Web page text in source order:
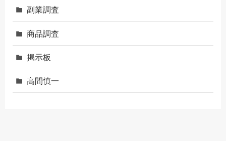
副業調査
商品調査
掲示板
高間慎一